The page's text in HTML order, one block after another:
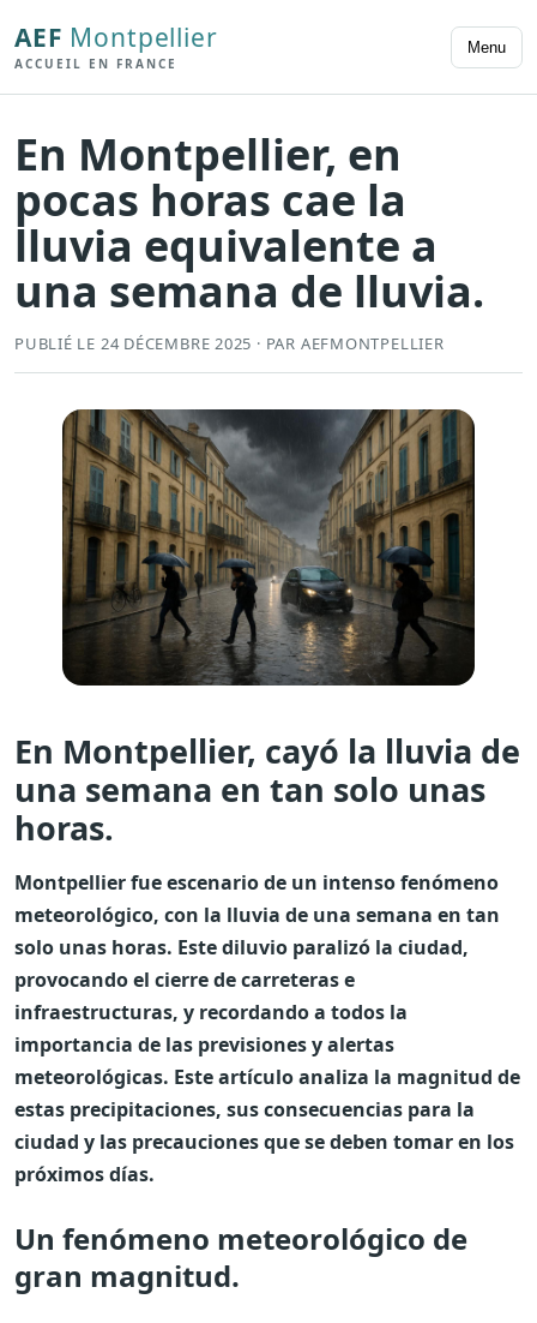
AEF Montpellier
ACCUEIL EN FRANCE
Menu
En Montpellier, en
pocas horas cae la
lluvia equivalente a
una semana de lluvia.
PUBLIÉ LE 24 DÉCEMBRE 2025 · PAR AEFMONTPELLIER
En Montpellier, cayó la lluvia de
una semana en tan solo unas
horas.
Montpellier fue escenario de un intenso fenómeno
meteorológico, con la lluvia de una semana en tan
solo unas horas. Este diluvio paralizó la ciudad,
provocando el cierre de carreteras e
infraestructuras, y recordando a todos la
importancia de las previsiones y alertas
meteorológicas. Este artículo analiza la magnitud de
estas precipitaciones, sus consecuencias para la
ciudad y las precauciones que se deben tomar en los
próximos días.
Un fenómeno meteorológico de
gran magnitud.